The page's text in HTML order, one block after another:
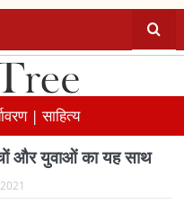
|साहित्य
और युवाओं का यह साथ